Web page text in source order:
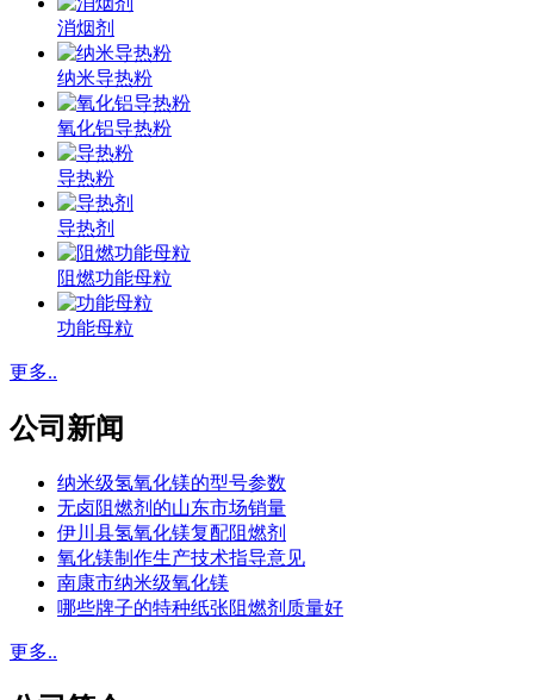
消烟剂
纳米导热粉
氧化铝导热粉
导热粉
导热剂
阻燃功能母粒
功能母粒
更多..
公司新闻
纳米级氢氧化镁的型号参数
无卤阻燃剂的山东市场销量
伊川县氢氧化镁复配阻燃剂
氧化镁制作生产技术指导意见
南康市纳米级氧化镁
哪些牌子的特种纸张阻燃剂质量好
更多..